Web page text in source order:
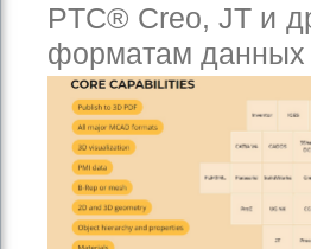
PTC® Creo, JT и
форматам данных